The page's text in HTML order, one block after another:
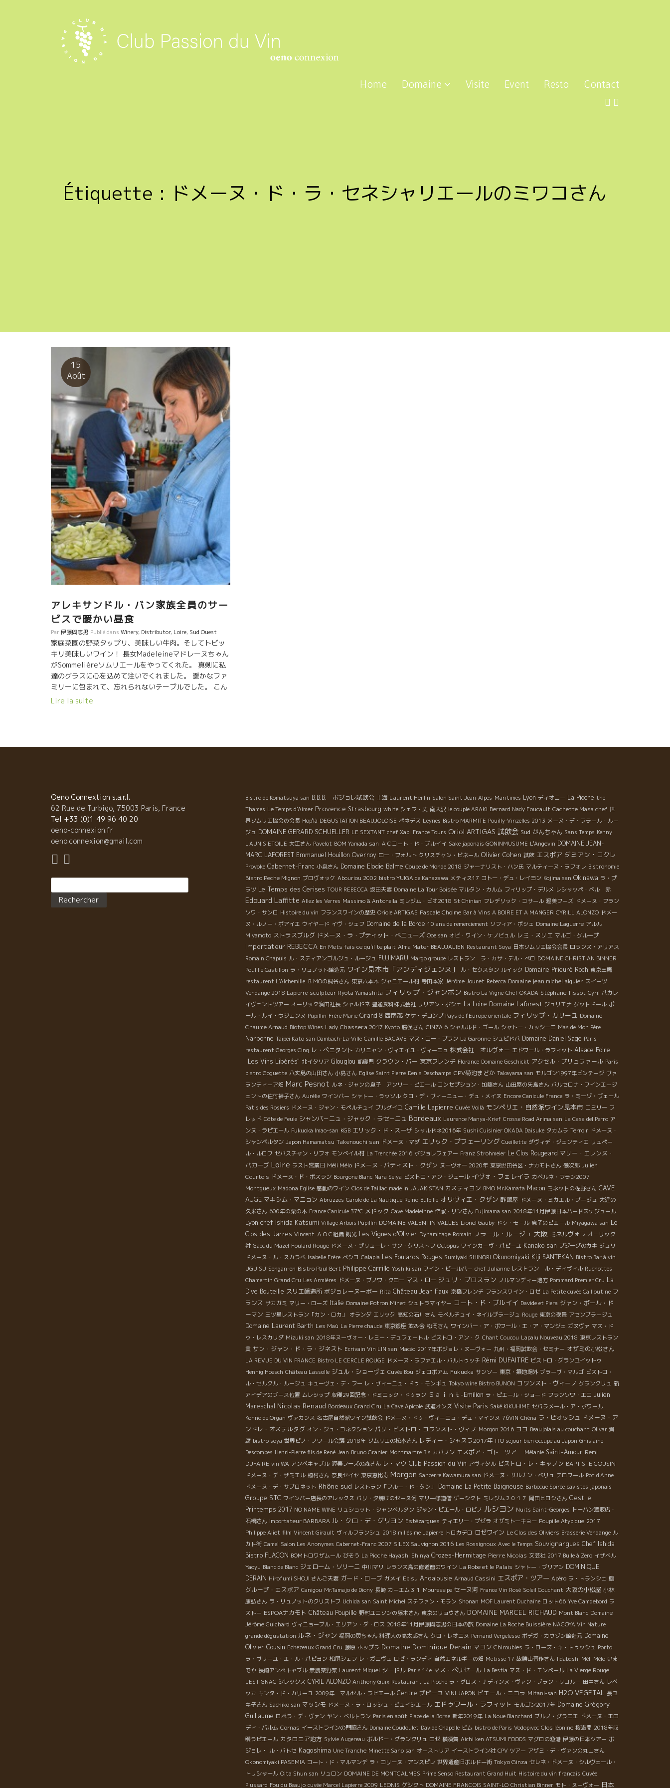
Home Domaine Visite Event Resto Contact
Étiquette : ドメーヌ・ド・ラ・セネシャリエールのミワコさん
15
Août
アレキサンドル・バン家族全員のサー
ビスで暖かい昼食
Par伊藤與志男 Publié dans Winery, Distributor, Loire, Sud Ouest
家庭菜園の野菜タップリ、美味しい牛肉。そしてトビッ
キリ美味しいワイン！ 長女Madeleineマドレーヌちゃん
がSommelièreソムリエールをやってくれた。 真剣に私
達のグラスに心を込めて注いでくれました。 暖かなファ
ミリーに包まれて、忘れられないテーブルでした。 こん
な暖かいファミリーが丹精を込めて造ったアレキサンド
Lire la suite
Oeno Connextion s.a.r.l.
62 Rue de Turbigo, 75003 Paris, France
Tel +33 (0)1 49 96 40 20
oeno-connexion.fr
oeno.connexion@gmail.com
Bistro de Komatsuya san B.B.B. ボジョレ試飲会 上海 Laurent Herlin Salon Saint Jean Alpes-Maritimes Lyon ディオニー La Pioche the
Thames Le Temps d'Aimer Provence Strasbourg white シェフ・丈 南大沢 le couple ARAKI Bernard Nady Foucault Cachette Masa chef 世
界ソムリエ協会の会長 Hop'là DEGUSTATION BEAUJOLOISE ぺネデス Leynes Bistro MARMITE Pouilly-Vinzelles 2013 メーヌ・デ・フラール・ルー
ジュ DOMAINE GERARD SCHUELLER LE SEXTANT chef Xabi France Tours Oriol ARTIGAS 試飲会 Sud がんちゃん Sans Temps Kenny
L'AUNIS ETOILE 大江さん Pavelot BOM Yamada san ＡＣコート・ド・ブルイイ Sake japonais GONINMUSUME L'Angevin DOMAINE JEAN-
MARC LAFOREST Emmanuel Houillon Overnoy ロー・フォルト クリスチャン・ビネール Olivier Cohen 試飲 エスポア ダミアン・コクレ
Provoke Cabernet-Franc 小泉さん Domaine Elodie Balme Coupe de Monde 2018 ジャーナリスト・ハン氏 マルティーヌ・ラフォレ Bistronomie
Bistro Peche Mignon プロヴォッケ Abouriou 2002 bistro YUIGA de Kanazawa メティス17 コトー・デュ・レイヨン Kojima san Okinawa ラ・プ
ラツ Le Temps des Cerises TOUR REBECCA 坂田夫妻 Domaine La Tour Boisée マルタン・カルム フィリップ・デルメ レシャッペ・ベル 赤
Edouard Laffitte Allez les Verres Massimo & Antonella ミレジム・ビオ2018 St Chinian フレデリック・コサール 渥美フーズ ドメーヌ・フラン
ソワ・サンロ Histoire du vin フランスワインの歴史 Oriole ARTIGAS Pascale Choime Bar à Vins A BOIRE ET A MANGER CYRILL ALONZO ドメー
ヌ・ルノー・ボアイエ ウイヤード イヴ・シェフ Domaine de la Borde 10 ans de remerciement ソフィア・ボシェ Domaine Laguerre アルル
Miyamoto ストラスブルグ ドメーヌ・ラ・プティット・べニューズ Ooe san オビ・ワイン・ケノビュル レミ・スリエ マルゴ・グループ
Importateur REBECCA En Mets fais ce qu'il te plait Alma Mater BEAUJALIEN Restaurant Soya 日本ソムリエ協会会長 ロランス・アリアス
Romain Chapuis ル・スティアンゴルジュ・ルージュ FUJIMARU Margo groupe レストラン ラ・カサ・デル・ぺロ DOMAINE CHRISTIAN BINNER
Poulille Castillon ラ・リュノット醸造元 ワイン見本市「アンディジェンヌ」 ル・セクスタン ルイック Domaine Prieuré Roch 東京三鷹
restaurent L'Alchemille ＢＭОの桐谷さん 東京六本木 ジャニエール村 寺田本家 Jérôme Jouret Rebecca Domaine jean michel alquier スイーツ
Vendange 2018 Lapierre sculpteur Ryota Yamashita フィリップ・ジャンボン Bistro La Vigne Chef OKADA Stéphane Tissot Cyril パカレ
イヴェントツアー オーリック濱田社長 シャルドネ 豊通食料株式会社 リリアン・ボシェ La Loire Domaine Laforest ジュリエナ グットドール ポ
ール・ルイ・ウジェンヌ Pupillin Frère Marie Grand 8 西南部 ケケ・デコンブ Pays de l'Europe orientale フィリップ・カリーユ Domaine
Chaume Arnaud Biotop Wines Lady Chassera 2017 Kyoto 勝俣さん GINZA 6 シャルルド・ゴール シャトー・カッシーニ Mas de Mon Père
Narbonne Taipei Kato san Dambach-La-Ville Camille BACAVE マス・ロー・ブラン La Garonne シュビドバ Domaine Daniel Sage Paris
restaurent Georges Cinq レ・ぺニタント カリニャン・ヴィエイユ・ヴィーニュ 株式会社 オルヴォー エドワール・ラフィット Alsace Foire
"Les Vins Libérés" 北イタリア Glouglou 凱旋門 クラウン・バー 東京フレンチ Florance Domaine Geschickt アクセル・プリュファール Paris
bistro Goguette 八丈島の山田さん 小島さん Eglise Saint Pierre Denis Deschamps CPV菊池まどか Takayama san モルゴン1997年ビンテージ ヴァ
ランティーア畑 Marc Pesnot ルネ・ジャンの息子 アンリー・ピエール コンセプション・加藤さん 山田屋の矢島さん バルセロナ・ワインエージ
ェントの佐竹裕子さん Aurélie ワインバー シャトー・ラッソル クロ・デ・ヴィーニュー・デュ・メイヌ Encore Canicule France ラ・ミーゾ・ヴェール
Patis des Rosiers ドメーヌ・ジャン・モペルチュイ ブルグイユ Camille Lapierre Cuvée Voilà モンペリエ・自然派ワイン見本市 エミリー フ
レッド Côte de Feule シャンパ－ニュ・ジャック・ラセ－ニュ Bordeaux Laurence Manya-Krief Crosse Road Arima san La Casa del Perro ア
ンヌ・ラピエール Fukuoka Imao-san KGB エリック・ド・スーザ シャルドネ2016年 Sushi Cuisinier OKADA Daisuke タカムラ Terroir ドメーヌ・
シャンベルタン Japon Hamamatsu Takenouchi san ドメーヌ・マダ エリック・プフェーリング Cueillette ダヴィデ・ジェンティエ リュペー
ル・ルロワ セバスチャン・リフォ モンペイル村 La Trenchée 2016 ボジョレフェアー Franz Strohmeier Le Clos Rougeard マリー・エレンヌ・
バカーブ Loire ラスト営業日 Méli Mélo ドメーヌ・バティスト・クザン ヌーヴォー 2020年 東京世田谷区・ナカモトさん 磯次郎 Julien
Courtois ドメーヌ・ド・ボスラン Bourgone Blanc Nara Seiya ビストロ・アン・ジュール イヴォ・フェレイラ カベルネ・フラン2007
Montgueux Madona Eglise 感動のワイン Clos de Taillac made in JAJAKISTAN カスティヨン BMO Mr.Kamata Macon ミネットの佐野さん CAVE
AUGE マキシム・マニョン Abruzzes Carole de La Nautique Reino Bulbille オリヴィエ・クザン 酢飯屋 ドメーヌ・ミカエル・ブージュ 大近の
久米さん 600年の栗の木 France Canicule 37℃ メドック Cave Madeleinne 作家・リンさん Fujimama san 2018年11月伊藤日本ハードスケジュール
Lyon chef Ishida Katsumi Village Arbois Pupillin DOMAINE VALENTIN VALLES Lionel Gauby ドゥ・モール 息子のピエール Miyagawa san Le
Clos des Jarres Vincent ＡＯＣ組織 観光 Les Vignes d'Olivier Dynamitage Romain フラール・ルージュ 大阪 ミネルヴォワ オーリック
社 Gaec du Mazel Foulard Rouge ドメーヌ・プリューレ・サン・クリストフ Octopus ワインカーヴ・パピーユ Kanako san ブジーグのカキ ジュリ
ドメーヌ・ル・スカラベ Isabelle Frère ペシコ Galapia Les Foulards Rouges Sumiyaki SHINORI Okonomiyaki Kiji SANTEKAN Bistro Bar à vin
UGUISU Sengan-en Bistro Paul Bert Philippe Carrille Yoshiki san ワイン・ビールバー chef Julianne レストラン ル・ディヴィル Ruchottes
Chamertin Grand Cru Les Armières ドメーヌ・ブノワ・クロー マス・ロー ジュリ・ブロスラン ノルマンディー地方 Pommard Premier Cru La
Dive Bouteille スリエ醸造所 ボジョレーヌーボー Rita Château Jean Faux 京橋フレンチ フランスワイン・ロゼ La Petite cuvée Cailloutine フ
ランス サカガミ マリー・ローズ Italie Domaine Potron Minet シュトラマイヤー コート・ド・ブルイイ Davide et Piera ジャン・ポール・ド
ーマン 三ツ星レストラン「カン・ロカ」 オランダ エリック 高知の石川さん モペルチュイ・ネイルプラージュ Rouge 東京の夜景 アセンブラージュ
Domaine Laurent Barth Les Maù La Pierre chaude 東京銀座 飲み会 松岡さん ワインバー・ア・ボワール・エ・ア・マンジェ ガヌヴァ マス・ド
ゥ・レスカリダ Mizuki san 2018年ヌーヴォー・レミー・デュフェートル ビストロ・アン・ク Chant Coucou Lapalu Nouveau 2018 東京レストラン
業 サン・ジャン・ド・ラ・ジネスト Ecrivain Vin LIN san Macéo 2017年ボジョレ・ヌーヴォー 九州・福岡試飲会・セミナー オザミの小松さん
LA REVUE DU VIN FRANCE Bistro LE CERCLE ROUGE ドメーヌ・ラファエル・バルトゥッチ Rémi DUFAITRE ビストロ・グランユイットゥ
Hennig Hoesch Château Lassolle ジュル・ショーヴェ Cuvée Bou ジェロボアム Fukuoka サンソー 東京・築地場外 ブラーヴ・マルゴ ビストロ・
ル・セルクル・ルージュ キューヴェ・デ・フー レ・ヴィーニュ・ドゥ・モンギュ Tokyo wine Bistro BUNON コワンスト・ヴィーノ グランクリュ 新
アイデアのブース位置 ムレシップ 収穫29回記念・ドミニック・ドゥラン Ｓａｉｎｔ-Emilion ラ・ピエール・ショード フランソワ・エコ Julien
Mareschal Nicolas Renaud Bordeaux Grand Cru La Cave Apicole 武道オンズ Visite Paris Saké KIKUHIME セパラメール・ア・ボワール
Konno de Organ ヴァカンス 名古屋自然派ワイン試飲会 ドメーヌ・ドゥ・ヴィーニュ・デュ・マインヌ 76VIN Chéna ラ・ピオッシュ ドメーヌ・ア
ンドレ・オステルタグ オン・ジュ・コネクション パリ・ビストロ・コワンスト・ヴィノ Morgon 2016 ヨヨ Beaujolais au couchant Olivar 貴
腐 bistro soya 世界ピノ・ノワール会議 2018年 ソムリエの松本さん レディー・シャスラ2017年 ITO sejour bien occupe au Japon Ghislaine
Descombes Henri-Pierre fils de René Jean Bruno Granier Montmartre Bis カバノン エスポア・ゴトーツアー Mélanie Saint-Amour Remi
DUFAIRE vin WA アンペキャブル 渥美フーズの森さん レ・マウ Club Passion du Vin アヴィタル ビストロ・レ・キャノン BAPTISTE COUSIN
ドメーヌ・デ・ザミエル 植村さん 奈良セイヤ 東京恵比寿 Morgon Sancerre Kawamura san ドメーヌ・サルナン・ベリュ テロワール Pot d'Anne
ドメーヌ・デ・サブロネット Rhône sud レストラン「フルー・ド・タン」 Domaine La Petite Baigneuse Barbecue Soirée cavistes japonais
Groupe STC ワインバー店長のアレックス パリ・夕焼けのセーヌ河 マリー修道僧 ゲーシクト ミレジム２０１７ 岡田ヒロシさん C'est le
Printemps 2017 NO NAME WINE リュショット・シャンベルタン ジャン・ピエール・ロビノ ルシヨン Nuits Saint-Georges トーハン酒販店・
石橋さん Importateur BARBARA ル・クロ・デ・グリヨン Estézargues ティエリー・プゼラ オザミトーキョー Poupille Atypique 2017
Philippe Aliet film Vincent Girault ヴィルフランシュ 2018 millésime Lapierre トロカデロ ロゼワイン Le Clos des Oliviers Brasserie Vendange ル
カト街 Camel Salon Les Anonymes Cabernet-Franc 2007 SILEX Sauvignon 2016 Les Rossignoux Avec le Temps Souvignargues Chef Ishida
Bistro FLACON BOMトロワザムール びそう La Pioche Hayashi Shinya Crozes-Hermitage Pierre Nicolas 文芸社 2017 Bulle à Zero イザベル
Yaoyu Blanc de Blanc ジェローム・ソリーニ 中川マリ レランス島の修道僧のワイン La Robe et le Palais シャトー・ブリアン DOMINIQUE
DERAIN Hirofumi SHOJI さんご夫妻 ガード・ローブ ガメイ Ebisu Andalousie Arnaud Cassini エスポア・ツアー Apéro ラ・トランシェ 鮨
グループ・エスポア Canigou Mr.Tamajo de Diony 長崎 カーエム３１ Mouressipe セーヌ河 France Vin Rosé Soleil Couchant 大阪の小松屋 小林
康弘さん ラ・リュノットのクリストフ Uchida san Saint Michel ステファン・モラン Shonan MOF Laurent Duchaîne ロット66 Yve Camdebord ラ
ストー ESPOAナカモト Château Poupille 野村ユニソンの藤木さん 東京のリョウさん DOMAINE MARCEL RICHAUD Mont Blanc Domaine
Jérôme Guichard ヴィニョーブル・エリアン・ダ・ロス 2018年11月伊藤與志男の日本の旅 Domaine La Roche Buissière NAGOYA Vin Nature
grande dégustation ルネ・ジャン 福岡の黄ちゃん 料理人の高太郎さん クロ・レオニヌ Pernand Vergelesse ボデガ・カウゾン醸造元 Domaine
Olivier Cousin Echezeaux Grand Cru 藤原 ホップラ Domaine Dominique Derain マコン Chiroubles ラ・ローズ・キ・トゥッシュ Porto
ラ・ヴリーユ・エ・ル・パピヨン 松尾シェフ レ・ガニヴェ ロゼ・ランディ 自然エネルギーの畑 Metisse 17 故勝山晋作さん Iidabqshi Méli Mélo いま
でや 長崎アンペキャブル 無農薬野菜 Laurent Miquel シードル Paris 14e マス・ぺリセール La Bestia マス・ド・モンペール La Vierge Rouge
LESTIGNAC シレックス CYRIL ALONZO Anthony Guix Restaurant La Pioche ラ・グロス・ナディンヌ・ヴァン・ブラン・リコルー 田中さん レベ
ッカ キンタ・ド・カリーユ 2009年 マルセル・ラピエール Centre プピーユ VINI JAPON ピエール・ニコラ Mitani-san H2O VEGETAL 長ユ
キ子さん Sachiko san マッシモ ドメーヌ・ラ・ロッシュ・ビュイシエール エドゥワール・ラフィット モルゴン2017年 Domaine Grégory
Guillaume ロペラ・デ・ヴァン ヤン・ベルトラン Paris en août Place de la Borse 新年2019年 La Noue Blanchard ブルノ・グラニエ ドメーヌ・エロ
ディ・バルム Cornas イーストラインの門脇さん Domaine Coudoulet Davide Chapelle ビム bistro de Paris Vodopivec Clos léonine 桜満開 2018年収
穫ラピエール カタロニア地方 Sylvie Augereau ボルドー・グランクリュ ロゼ 横須賀 Aichi ken ATSUMI FOODS マグロの漁港 伊藤の日本ツアー ボ
ジョレ・ ル・バトセ Kagoshima Une Tranche Minette Sano san オーストリア イーストライン社 CPV ツアー アザミ・デ・ヴァンの丸山さん
Okonomiyaki PASEMIA コート・ド・マルマンデ ラ・コリーヌ・アンスピレ 世界遺産旧ボルドー街 Tokyo Ginza セレネ・ドメーヌ・シルヴェール・
トリシャール Oita Shun san リュロン DOMAINE DE MONTCALMES Prime Senso Restaurant Grand Huit Histoire du vin francais Cuvée
Plussard Fou du Beaujo cuvée Marcel Lapierre 2009 LEONIS ゲシクト DOMAINE FRANCOIS SAINT-LO Christian Binner モト・ヌーヴォー 日本